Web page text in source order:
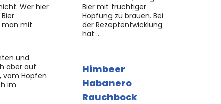
Wer hier
man mit
und
aber auf
vom Hopfen
im
Bier mit fruchtiger
Hopfung zu brauen. Bei
der Rezeptentwicklung
hat …
Himbeer
Habanero
Rauchbock